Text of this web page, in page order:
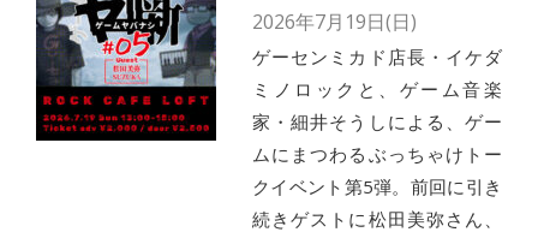
2026年7月19日(日)
ゲーセンミカド店長・イケダ
ミノロックと、ゲーム音楽
家・細井そうしによる、ゲー
ムにまつわるぶっちゃけトー
クイベント第5弾。前回に引き
続きゲストに松田美弥さん、